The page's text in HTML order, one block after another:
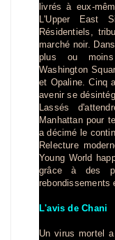
livrés à eux-
L'Upper East
Résidentiels,
marché noir.
plus ou
Washington
et Opaline. Cinq
avenir se
Lassés
Manhattan pour
a décimé le
Relecture
Young World
grâce à des
rebondissements
L'avis de Chani
Un virus mortel